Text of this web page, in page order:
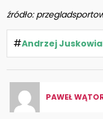
źródło:
#Andrzej
PAWEŁ